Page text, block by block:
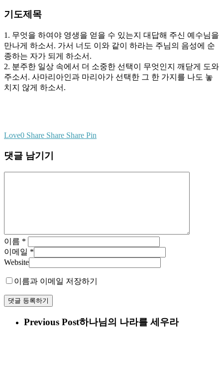
기도제목
1. 무엇을 하여야 영생을 얻을 수 있는지 대답해 주신 예수님을
만나게 하소서. 가서 너도 이와 같이 하라는 주님의 음성에 순
종하는 자가 되게 하소서.
2. 분주한 일상 속에서 더 소중한 선택이 무엇인지 깨닫게 도와
주소서. 사마리아인과 마리아가 선택한 그 한 가지를 나도 놓
치지 않게 하소서.
Love0 Share Share Share Pin
댓글 남기기
이름 *
이메일 *
Website
이름과 이메일 저장하기
Previous Post하나님의 나라를 세우라